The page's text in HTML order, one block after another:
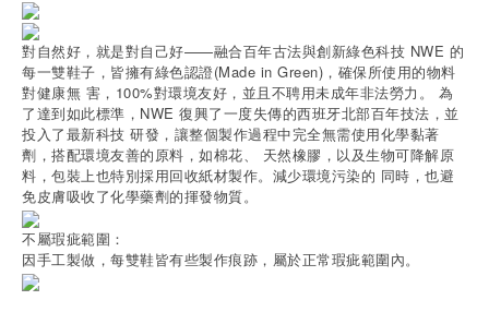
對自然好，就是對自己好——融合百年古法與創新綠色科技 NWE 的
每一雙鞋子，皆擁有綠色認證(Made in Green)，確保所使用的物料
對健康無 害，100%對環境友好，並且不聘用未成年非法勞力。 為
了達到如此標準，NWE 復興了一度失傳的西班牙北部百年技法，並
投入了最新科技 研發，讓整個製作過程中完全無需使用化學黏著
劑，搭配環境友善的原料，如棉花、 天然橡膠，以及生物可降解原
料，包裝上也特別採用回收紙材製作。減少環境污染的 同時，也避
免皮膚吸收了化學藥劑的揮發物質。
不屬瑕疵範圍：
因手工製做，每雙鞋皆有些製作痕跡，屬於正常瑕疵範圍內。